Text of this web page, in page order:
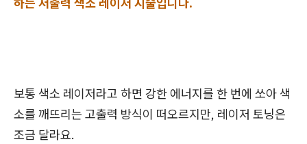
하는 저출력 색소 레이저 시술입니다.
보통 색소 레이저라고 하면 강한 에너지를 한 번에 쏘아 색
소를 깨뜨리는 고출력 방식이 떠오르지만, 레이저 토닝은
조금 달라요.